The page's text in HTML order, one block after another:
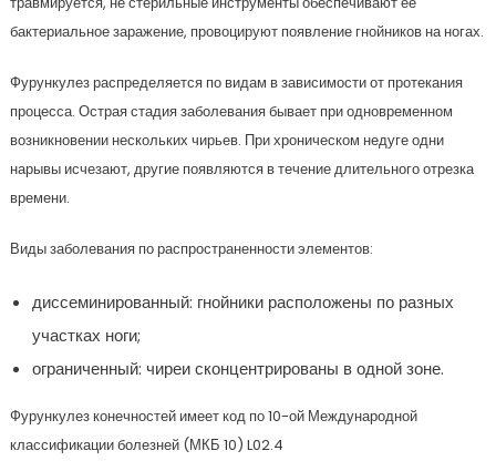
бактериальное заражение, провоцируют появление гнойников на ногах.
Фурункулез распределяется по видам в зависимости от протекания
процесса. Острая стадия заболевания бывает при одновременном
возникновении нескольких чирьев. При хроническом недуге одни
нарывы исчезают, другие появляются в течение длительного отрезка
времени.
Виды заболевания по распространенности элементов:
диссеминированный: гнойники расположены по разных
участках ноги;
ограниченный: чиреи сконцентрированы в одной зоне.
Фурункулез конечностей имеет код по 10-ой Международной
классификации болезней (МКБ 10) L02.4